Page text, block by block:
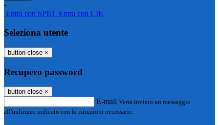
-
Entra con SPID Entra con CIE
Seleziona utente
button close ×
Recupero password
button close ×
E-mail Verrà inviato un messaggio
all'indirizzo indicato con le istruzioni necessarie.